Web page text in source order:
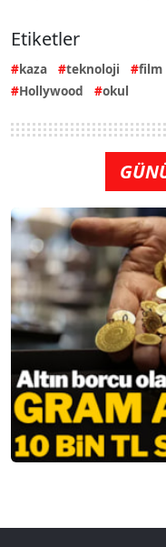
Etiketler
kaza teknoloji film
Hollywood
okul